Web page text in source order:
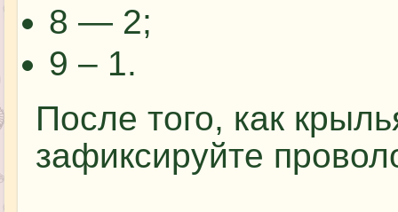
8 — 2;
9 – 1.
После того, как
зафиксируйте